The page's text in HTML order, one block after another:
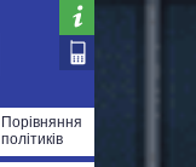
Порівняння
політиків